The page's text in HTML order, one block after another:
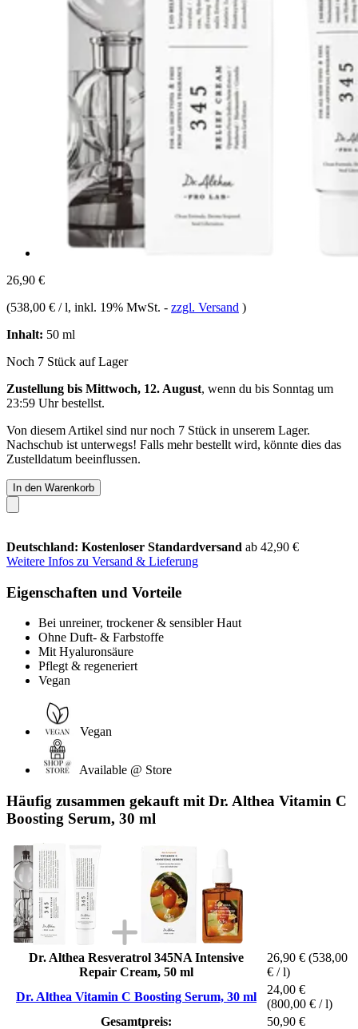
26,90 €
(538,00 € / l, inkl. 19% MwSt. - zzgl. Versand )
Inhalt: 50 ml
Noch 7 Stück auf Lager
Zustellung bis Mittwoch, 12. August, wenn du bis Sonntag um
23:59 Uhrbestellst.
Von diesem Artikel sind nur noch 7 Stück in unserem Lager.
Nachschub ist unterwegs! Falls mehr bestellt wird, könnte dies das
Zustelldatum beeinflussen.
In den Warenkorb
Deutschland: Kostenloser Standardversand ab 42,90 €
Weitere Infos zu Versand & Lieferung
Eigenschaften und Vorteile
Bei unreiner, trockener & sensibler Haut
Ohne Duft- & Farbstoffe
Mit Hyaluronsäure
Pflegt & regeneriert
Vegan
Vegan
Available @ Store
Häufig zusammen gekauft mit Dr. Althea Vitamin C
Boosting Serum, 30 ml
Dr. Althea Resveratrol 345NA Intensive
Repair Cream, 50 ml
26,90 € (538,00
€ / l)
Dr. Althea Vitamin C Boosting Serum, 30 ml
24,00 €
(800,00 € / l)
Gesamtpreis:
50,90 €